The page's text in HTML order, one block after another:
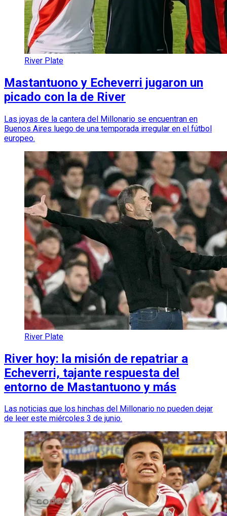
River Plate
Mastantuono y Echeverri jugaron un
picado con la de River
Las joyas de la cantera del Millonario se encuentran en
Buenos Aires luego de una temporada irregular en el fútbol
europeo.
River Plate
River hoy: la misión de repatriar a
Echeverri, tajante respuesta del
entorno de Mastantuono y más
Las noticias que los hinchas del Millonario no pueden dejar
de leer este miércoles 3 de junio.